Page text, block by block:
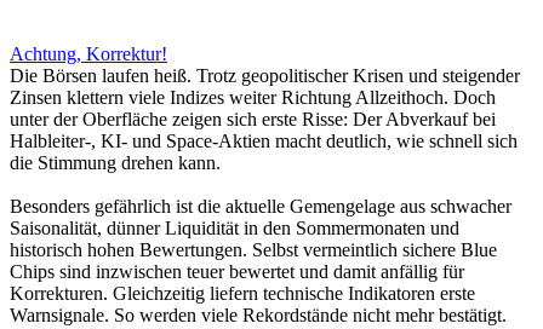
Achtung, Korrektur!
Die Börsen laufen heiß. Trotz geopolitischer Krisen und steigender
Zinsen klettern viele Indizes weiter Richtung Allzeithoch. Doch
unter der Oberfläche zeigen sich erste Risse: Der Abverkauf bei
Halbleiter-, KI- und Space-Aktien macht deutlich, wie schnell sich
die Stimmung drehen kann.
Besonders gefährlich ist die aktuelle Gemengelage aus schwacher
Saisonalität, dünner Liquidität in den Sommermonaten und
historisch hohen Bewertungen. Selbst vermeintlich sichere Blue
Chips sind inzwischen teuer bewertet und damit anfällig für
Korrekturen. Gleichzeitig liefern technische Indikatoren erste
Warnsignale. So werden viele Rekordstände nicht mehr bestätigt.